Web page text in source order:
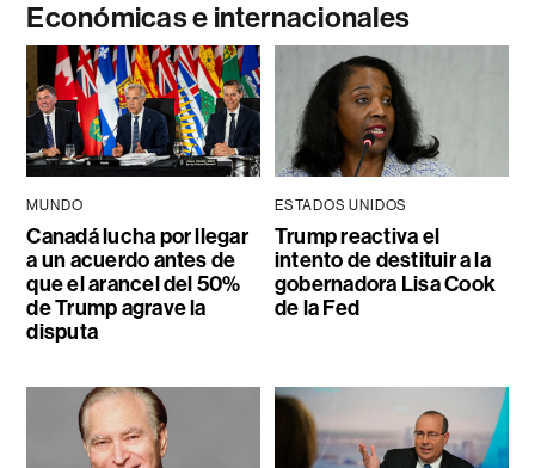
Económicas e internacionales
MUNDO
Canadá lucha por llegar
a un acuerdo antes de
que el arancel del 50%
de Trump agrave la
disputa
ESTADOS UNIDOS
Trump reactiva el
intento de destituir a la
gobernadora Lisa Cook
de la Fed